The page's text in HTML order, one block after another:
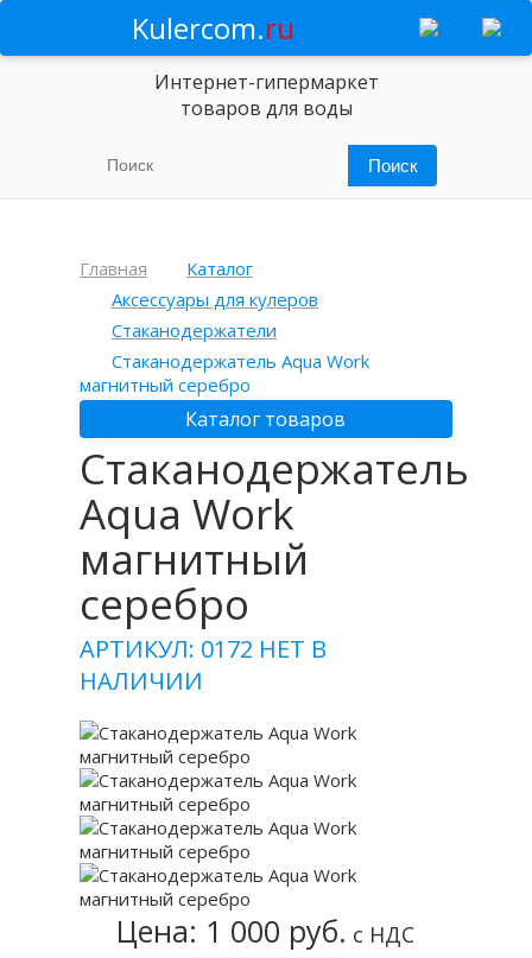
Kulercom.ru
Интернет-гипермаркет
товаров для воды
Главная
Каталог
Аксессуары для кулеров
Стаканодержатели
Стаканодержатель Aqua Work
магнитный серебро
Каталог товаров
Стаканодержатель
Aqua Work
магнитный
серебро
АРТИКУЛ: 0172 НЕТ В
НАЛИЧИИ
Цена: 1 000 руб. с НДС